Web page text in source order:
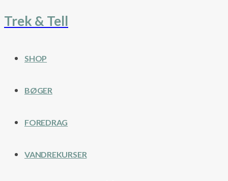
Fortsæt
Trek & Tell
SHOP
BØGER
FOREDRAG
VANDREKURSER